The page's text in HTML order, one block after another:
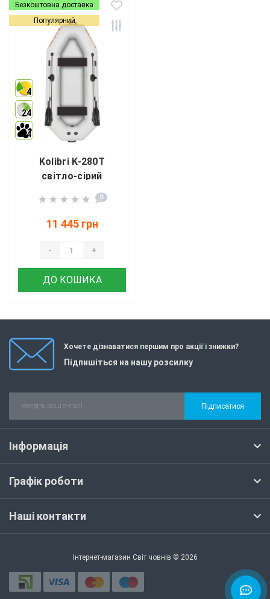
Безкоштовна доставка
Популярний
4
24
4
Kolibri K-280T
світло-сірий
0
11 445 грн
- +
ДО КОШИКА
Хочете дізнаватися першим про акції і знижки?
Підпишіться на нашу розсилку
Підписатися
Інформація
Графік роботи
Наші контакти
Інтернет-магазин Світ човнів © 2026